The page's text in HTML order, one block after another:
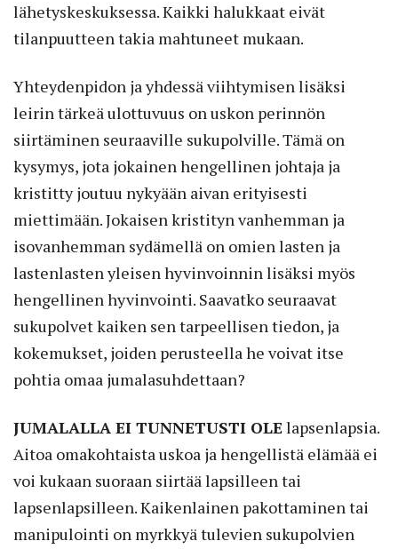
lähetyskeskuksessa. Kaikki halukkaat eivät
tilanpuutteen takia mahtuneet mukaan.
Yhteydenpidon ja yhdessä viihtymisen lisäksi
leirin tärkeä ulottuvuus on uskon perinnön
siirtäminen seuraaville sukupolville. Tämä on
kysymys, jota jokainen hengellinen johtaja ja
kristitty joutuu nykyään aivan erityisesti
miettimään. Jokaisen kristityn vanhemman ja
isovanhemman sydämellä on omien lasten ja
lastenlasten yleisen hyvinvoinnin lisäksi myös
hengellinen hyvinvointi. Saavatko seuraavat
sukupolvet kaiken sen tarpeellisen tiedon, ja
kokemukset, joiden perusteella he voivat itse
pohtia omaa jumalasuhdettaan?
JUMALALLA EI TUNNETUSTI OLE lapsenlapsia.
Aitoa omakohtaista uskoa ja hengellistä elämää ei
voi kukaan suoraan siirtää lapsilleen tai
lapsenlapsilleen. Kaikenlainen pakottaminen tai
manipulointi on myrkkyä tulevien sukupolvien